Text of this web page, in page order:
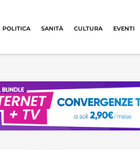
POLITICA SANITÀ CULTURA EVENTI